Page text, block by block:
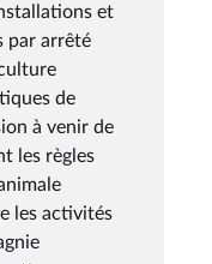
et
par arrêté
de
à venir de
les règles
les activités